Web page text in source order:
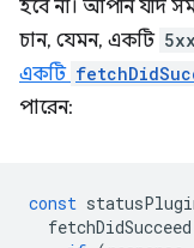
হবে না। আপনি যদি
চান, যেমন, একটি 5xx
একটি
পারেন:
const
fetchDidSucceed